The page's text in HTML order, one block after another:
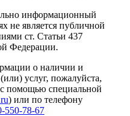
информационный
не является публичной
ст. Статьи 437
Федерации.
о наличии и
услуг, пожалуйста,
помощью специальной
) или по телефону
550-78-67